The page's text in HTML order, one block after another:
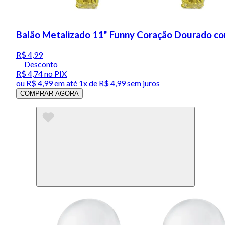
Balão Metalizado 11" Funny Coração Dourado
R$ 4,99
Desconto
R$ 4,74no PIX
ou R$ 4,99em até 1x de R$ 4,99sem juros
COMPRAR AGORA